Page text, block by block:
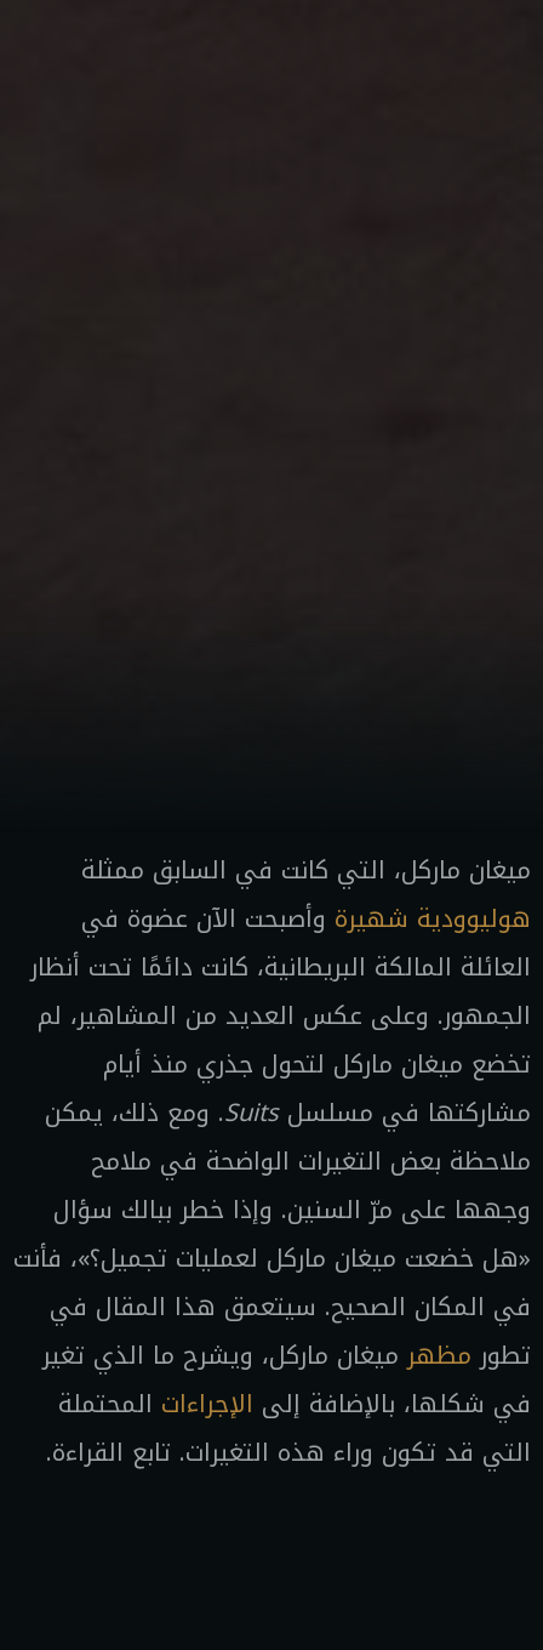
ميغان ماركل، التي كانت في السابق ممثلة
هوليوودية شهيرة وأصبحت الآن عضوة في
العائلة المالكة البريطانية، كانت دائمًا تحت أنظار
الجمهور. وعلى عكس العديد من المشاهير، لم
تخضع ميغان ماركل لتحول جذري منذ أيام
مشاركتها في مسلسلSuits. ومع ذلك، يمكن
ملاحظة بعض التغيرات الواضحة في ملامح
وجهها على مرّ السنين. وإذا خطر ببالك سؤال
«هل خضعت ميغان ماركل لعمليات تجميل؟»، فأنت
في المكان الصحيح. سيتعمق هذا المقال في
تطورمظهرميغان ماركل، ويشرح ما الذي تغير
في شكلها، بالإضافة إلى الإجراءات المحتملة
التي قد تكون وراء هذه التغيرات. تابع القراءة.